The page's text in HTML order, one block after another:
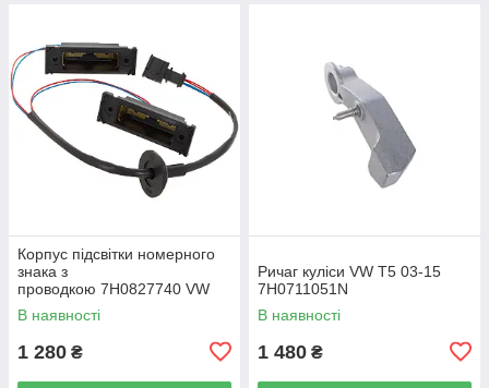
Корпус підсвітки номерного
знака з
проводкою 7H0827740 VW
Caddy III (2K) 2004-2015
/ Caddy IV (SA) 2016-
В наявності
1 280 ₴
Ричаг куліси VW T5 03-15
7H0711051N
В наявності
1 480 ₴